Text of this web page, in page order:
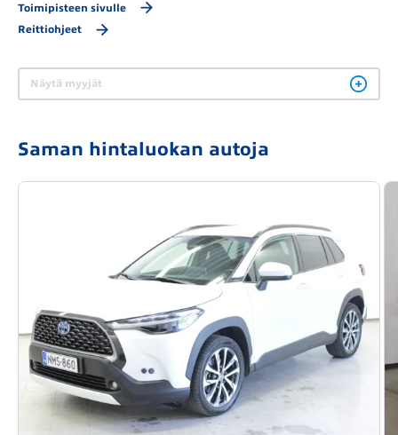
Toimipisteen sivulle
Reittiohjeet
Näytä myyjät
Saman hintaluokan autoja